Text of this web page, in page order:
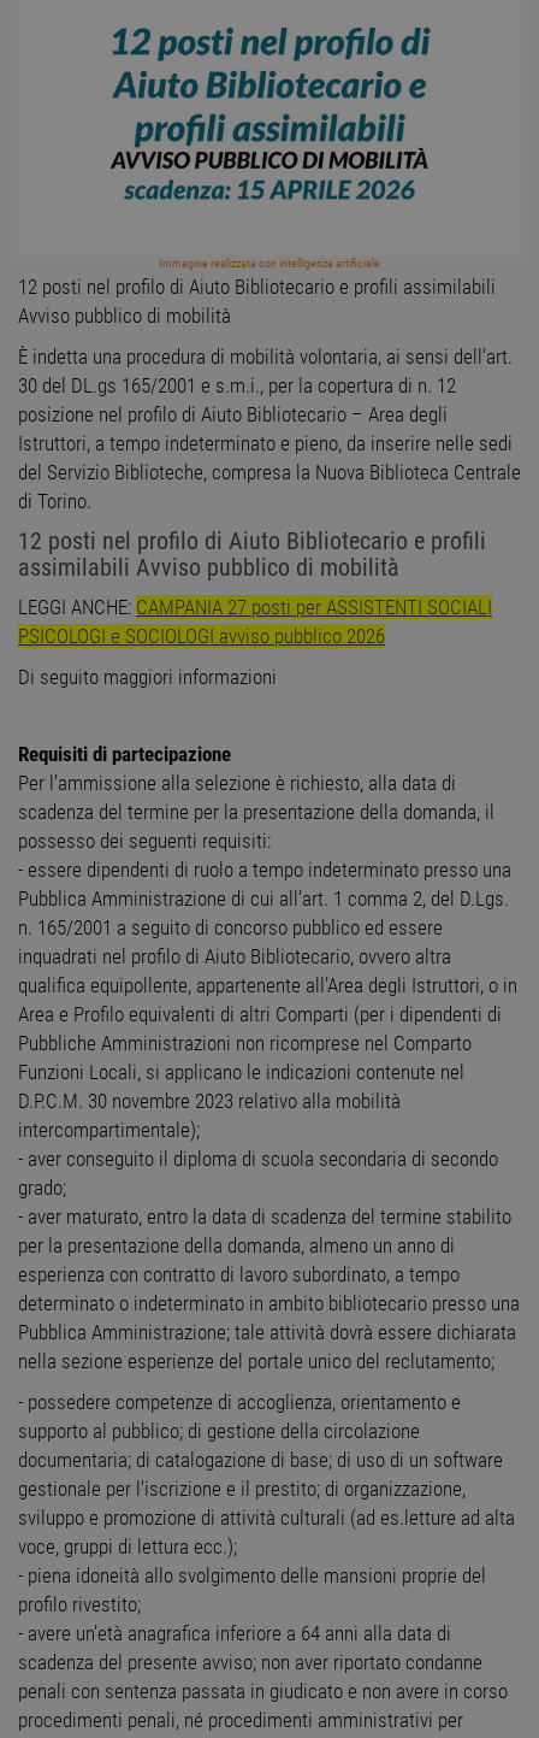
Immagine realizzata con intelligenza artificiale
12 posti nel profilo di Aiuto Bibliotecario e profili assimilabili
Avviso pubblico di mobilità
È indetta una procedura di mobilità volontaria, ai sensi dell’art.
30 del DL.gs 165/2001 e s.m.i., per la copertura di n. 12
posizione nel profilo di Aiuto Bibliotecario – Area degli
Istruttori, a tempo indeterminato e pieno, da inserire nelle sedi
del Servizio Biblioteche, compresa la Nuova Biblioteca Centrale
di Torino.
12 posti nel profilo di Aiuto Bibliotecario e profili
assimilabili Avviso pubblico di mobilità
LEGGI ANCHE: CAMPANIA 27 posti per ASSISTENTI SOCIALI
PSICOLOGI e SOCIOLOGI avviso pubblico 2026
Di seguito maggiori informazioni
Requisiti di partecipazione
Per l’ammissione alla selezione è richiesto, alla data di
scadenza del termine per la presentazione della domanda, il
possesso dei seguenti requisiti:
- essere dipendenti di ruolo a tempo indeterminato presso una
Pubblica Amministrazione di cui all’art. 1 comma 2, del D.Lgs.
n. 165/2001 a seguito di concorso pubblico ed essere
inquadrati nel profilo di Aiuto Bibliotecario, ovvero altra
qualifica equipollente, appartenente all’Area degli Istruttori, o in
Area e Profilo equivalenti di altri Comparti (per i dipendenti di
Pubbliche Amministrazioni non ricomprese nel Comparto
Funzioni Locali, si applicano le indicazioni contenute nel
D.P.C.M. 30 novembre 2023 relativo alla mobilità
intercompartimentale);
- aver conseguito il diploma di scuola secondaria di secondo
grado;
- aver maturato, entro la data di scadenza del termine stabilito
per la presentazione della domanda, almeno un anno di
esperienza con contratto di lavoro subordinato, a tempo
determinato o indeterminato in ambito bibliotecario presso una
Pubblica Amministrazione; tale attività dovrà essere dichiarata
nella sezione esperienze del portale unico del reclutamento;
- possedere competenze di accoglienza, orientamento e
supporto al pubblico; di gestione della circolazione
documentaria; di catalogazione di base; di uso di un software
gestionale per l’iscrizione e il prestito; di organizzazione,
sviluppo e promozione di attività culturali (ad es.letture ad alta
voce, gruppi di lettura ecc.);
- piena idoneità allo svolgimento delle mansioni proprie del
profilo rivestito;
- avere un’età anagrafica inferiore a 64 anni alla data di
scadenza del presente avviso; non aver riportato condanne
penali con sentenza passata in giudicato e non avere in corso
procedimenti penali, né procedimenti amministrativi per